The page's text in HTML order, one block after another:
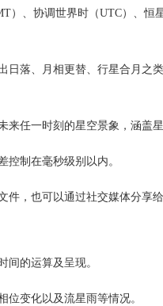
、协调世界时（UTC）、恒
落、月相更替、行星合月之
任一时刻的星空景象，涵盖
制在毫秒级别以内。
，也可以通过社交媒体分享给
间的运算及呈现。
变化以及流星雨等情况。